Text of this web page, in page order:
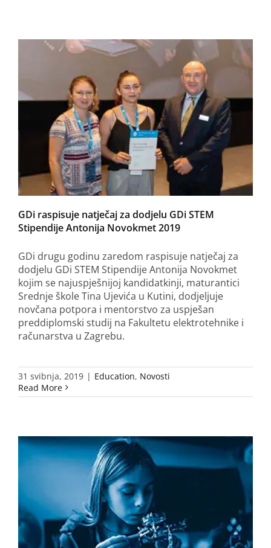
GDi raspisuje natječaj za dodjelu GDi STEM
Stipendije Antonija Novokmet 2019
GDi drugu godinu zaredom raspisuje natječaj za
dodjelu GDi STEM Stipendije Antonija Novokmet
kojim se najuspješnijoj kandidatkinji, maturantici
Srednje škole Tina Ujevića u Kutini, dodjeljuje
novčana potpora i mentorstvo za uspješan
preddiplomski studij na Fakultetu elektrotehnike i
računarstva u Zagrebu.
31 svibnja, 2019 | Education, Novosti
Read More